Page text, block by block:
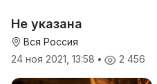
Не указана
Вся Россия
24 ноя 2021, 13:58 • 2 456